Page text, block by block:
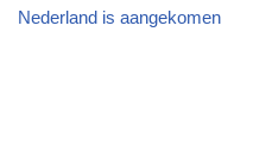
Nederland is aangekomen